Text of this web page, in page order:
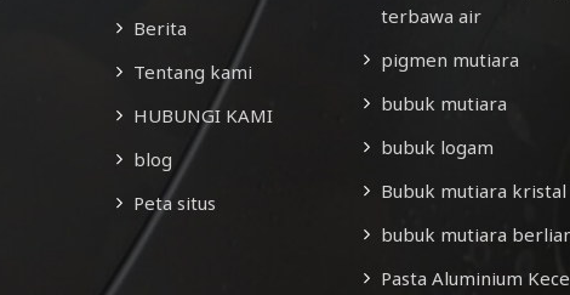
Berita
Tentang kami
HUBUNGI KAMI
blog
Peta situs
terbawa air
pigmen mutiara
bubuk mutiara
bubuk logam
Bubuk mutiara kristal
bubuk mutiara
Pasta Aluminium